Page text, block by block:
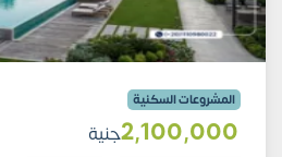
المشروعات السكنية
2٬100٬000جنية